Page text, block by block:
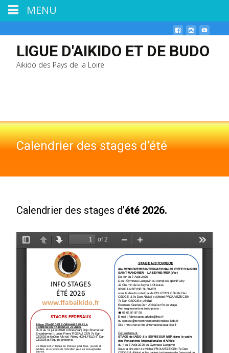
LIGUE D'AIKIDO ET DE BUDO
Aikido des Pays de la Loire
Calendrier des stages d’été
Calendrier des stages d’été 2026.
MENU